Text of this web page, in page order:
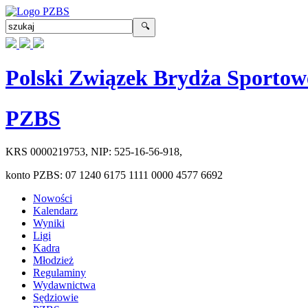
Polski Związek Brydża
PZBS
KRS 0000219753, NIP: 525-16-56-918,
konto PZBS: 07 1240 6175 1111 0000 4577 6692
Nowości
Kalendarz
Wyniki
Ligi
Kadra
Młodzież
Regulaminy
Wydawnictwa
Sędziowie